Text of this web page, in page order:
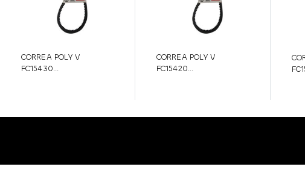
CORREA POLY V
FC15430...
CORREA POLY V
FC15420...